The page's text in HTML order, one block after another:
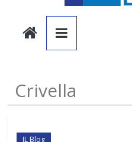
Instituto
Liberal
Você
é
mais
Crivella
IL Blog